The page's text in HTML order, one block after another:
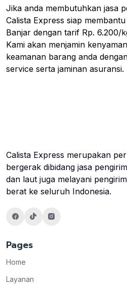
Jika anda membutuhkan jasa
Calista Express siap
Banjar dengan tarif Rp. 6.200/
Kami akan menjamin
keamanan barang anda
service serta jaminan asuransi.
Calista Express merupakan
bergerak dibidang jasa
dan laut juga melayani
berat ke seluruh Indonesia.
Pages
Home
Layanan